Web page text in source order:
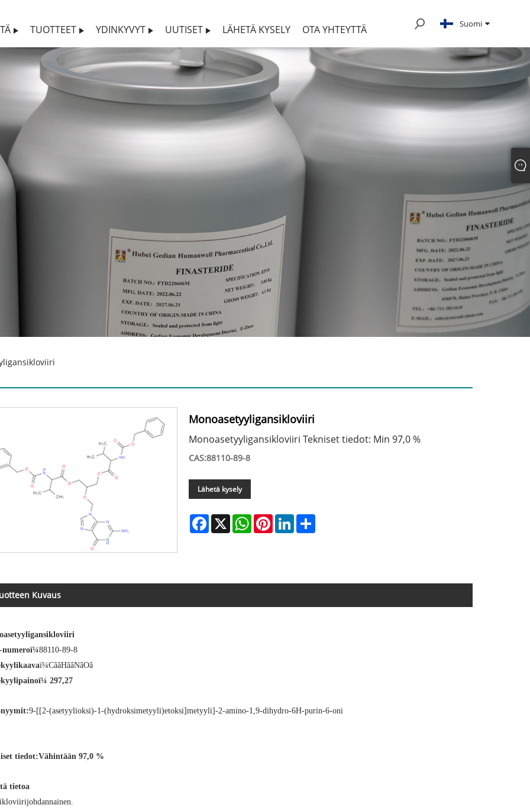
TUOTTEET YDINKYVYT UUTISET LÄHETÄ KYSELY OTA YHTEYTTÄ Suomi
Monoasetyyligansikloviiri
Monoasetyyligansikloviiri Tekniset tiedot: Min 97,0 %
CAS:88110-89-8
Lähetä kysely
Facebook
X WhatsAppPinterestLinkedInShare
Kuvaus
numeroï¼88110-89-8
ï¼CââHââNâOâ
ï¼ 297,27
:9-[[2-(asetyylioksi)-1-(hydroksimetyyli)etoksi]metyyli]-2-amino-1,9-dihydro-6H-purin-6-oni
tiedot:Vähintään 97,0 %
tietoa